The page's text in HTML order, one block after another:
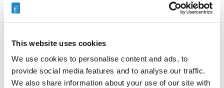
This website uses cookies
We use cookies to personalise content and ads, to
provide social media features and to analyse our traffic.
We also share information about your use of our site with
EXTRUDE HONE À LA FOIRE
UNIVERSITAIRE DE L’ALLGÄU.
APRIL 12, 2023 COMPANY NEWS
Extrude Hone se présente au salon universitaire de